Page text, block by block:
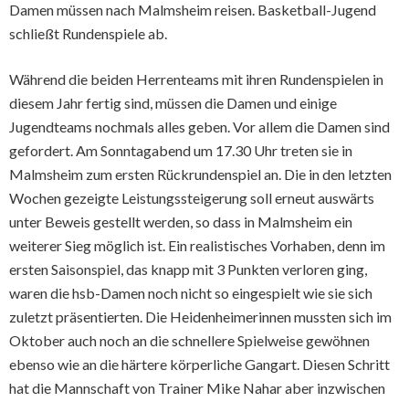
Damen müssen nach Malmsheim reisen. Basketball-Jugend
schließt Rundenspiele ab.
Während die beiden Herrenteams mit ihren Rundenspielen in
diesem Jahr fertig sind, müssen die Damen und einige
Jugendteams nochmals alles geben. Vor allem die Damen sind
gefordert. Am Sonntagabend um 17.30 Uhr treten sie in
Malmsheim zum ersten Rückrundenspiel an. Die in den letzten
Wochen gezeigte Leistungssteigerung soll erneut auswärts
unter Beweis gestellt werden, so dass in Malmsheim ein
weiterer Sieg möglich ist. Ein realistisches Vorhaben, denn im
ersten Saisonspiel, das knapp mit 3 Punkten verloren ging,
waren die hsb-Damen noch nicht so eingespielt wie sie sich
zuletzt präsentierten. Die Heidenheimerinnen mussten sich im
Oktober auch noch an die schnellere Spielweise gewöhnen
ebenso wie an die härtere körperliche Gangart. Diesen Schritt
hat die Mannschaft von Trainer Mike Nahar aber inzwischen